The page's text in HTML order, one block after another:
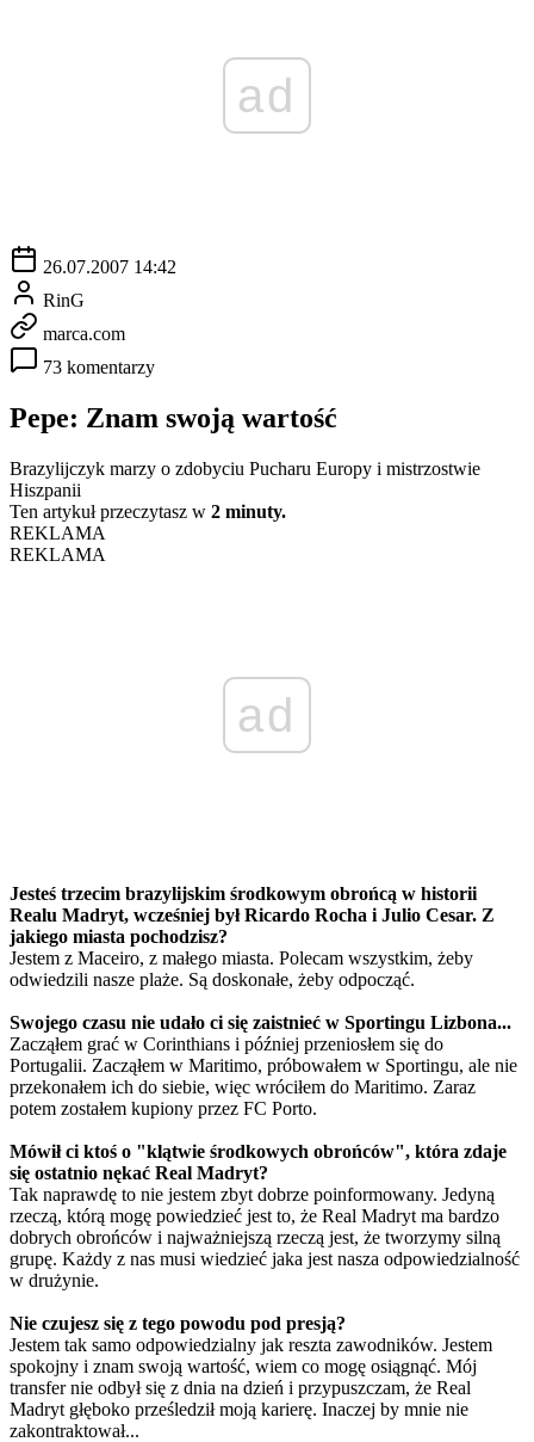
ad
26.07.2007 14:42
RinG
marca.com
73 komentarzy
Pepe: Znam swoją wartość
Brazylijczyk marzy o zdobyciu Pucharu Europy i mistrzostwie
Hiszpanii
Ten artykuł przeczytasz w 2 minuty.
REKLAMA
REKLAMA
ad
Jesteś trzecim brazylijskim środkowym obrońcą w historii
Realu Madryt, wcześniej był Ricardo Rocha i Julio Cesar. Z
jakiego miasta pochodzisz?
Jestem z Maceiro, z małego miasta. Polecam wszystkim, żeby
odwiedzili nasze plaże. Są doskonałe, żeby odpocząć.
Swojego czasu nie udało ci się zaistnieć w Sportingu Lizbona...
Zacząłem grać w Corinthians i później przeniosłem się do
Portugalii. Zacząłem w Maritimo, próbowałem w Sportingu, ale nie
przekonałem ich do siebie, więc wróciłem do Maritimo. Zaraz
potem zostałem kupiony przez FC Porto.
Mówił ci ktoś o "klątwie środkowych obrońców", która zdaje
się ostatnio nękać Real Madryt?
Tak naprawdę to nie jestem zbyt dobrze poinformowany. Jedyną
rzeczą, którą mogę powiedzieć jest to, że Real Madryt ma bardzo
dobrych obrońców i najważniejszą rzeczą jest, że tworzymy silną
grupę. Każdy z nas musi wiedzieć jaka jest nasza odpowiedzialność
w drużynie.
Nie czujesz się z tego powodu pod presją?
Jestem tak samo odpowiedzialny jak reszta zawodników. Jestem
spokojny i znam swoją wartość, wiem co mogę osiągnąć. Mój
transfer nie odbył się z dnia na dzień i przypuszczam, że Real
Madryt głęboko prześledził moją karierę. Inaczej by mnie nie
zakontraktował...